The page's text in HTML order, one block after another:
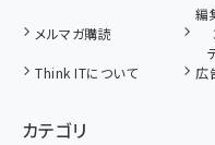
メルマガ購読
編
Think ITについて 広
カテゴリ